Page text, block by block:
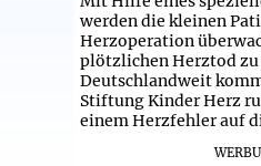
werden die kleinen
Herzoperation
plötzlichen Herztod
Deutschlandweit
Stiftung Kinder Herz
einem Herzfehler auf